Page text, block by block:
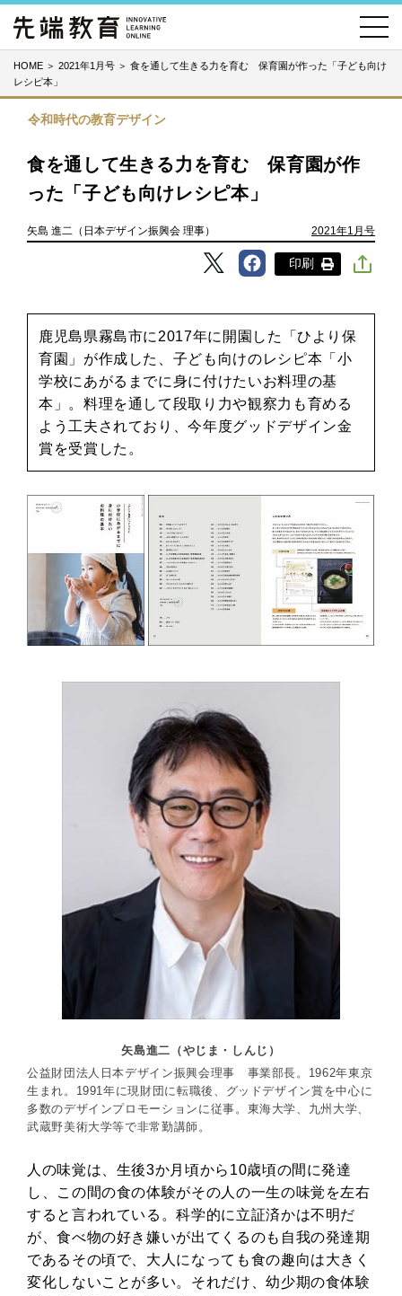
HOME ＞ 2021年1月号 ＞ 食を通して生きる力を育む 保育園が作った「子ども向け
レシピ本」
令和時代の教育デザイン
食を通して生きる力を育む 保育園が作
った「子ども向けレシピ本」
矢島 進二（日本デザイン振興会 理事） 2021年1月号
印刷
鹿児島県霧島市に2017年に開園した「ひより保
育園」が作成した、子ども向けのレシピ本「小
学校にあがるまでに身に付けたいお料理の基
本」。料理を通して段取り力や観察力も育める
よう工夫されており、今年度グッドデザイン金
賞を受賞した。
矢島進二（やじま・しんじ）
公益財団法人日本デザイン振興会理事 事業部長。1962年東京
生まれ。1991年に現財団に転職後、グッドデザイン賞を中心に
多数のデザインプロモーションに従事。東海大学、九州大学、
武蔵野美術大学等で非常勤講師。
人の味覚は、生後3か月頃から10歳頃の間に発達
し、この間の食の体験がその人の一生の味覚を左右
すると言われている。科学的に立証済かは不明だ
が、食べ物の好き嫌いが出てくるのも自我の発達期
であるその頃で、大人になっても食の趣向は大きく
変化しないことが多い。それだけ、幼少期の食体験